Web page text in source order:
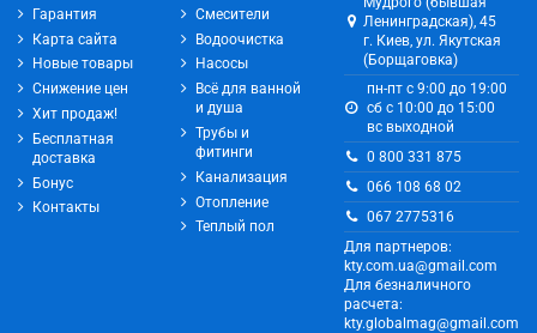
Гарантия
Карта сайта
Новые товары
Снижение цен
Хит продаж!
Бесплатная
доставка
Бонус
Контакты
Смесители
Водоочистка
Насосы
Всё для ванной
и душа
Трубы и
фитинги
Канализация
Отопление
Теплый пол
Ленинградская), 45
г. Киев, ул. Якутская
(Борщаговка)
пн-пт с 9:00 до 19:00
сб с 10:00 до 15:00
вс выходной
0 800 331 875
066 108 68 02
067 2775316
Для партнеров:
kty.com.ua@gmail.com
Для безналичного
расчета:
kty.globalmag@gmail.com